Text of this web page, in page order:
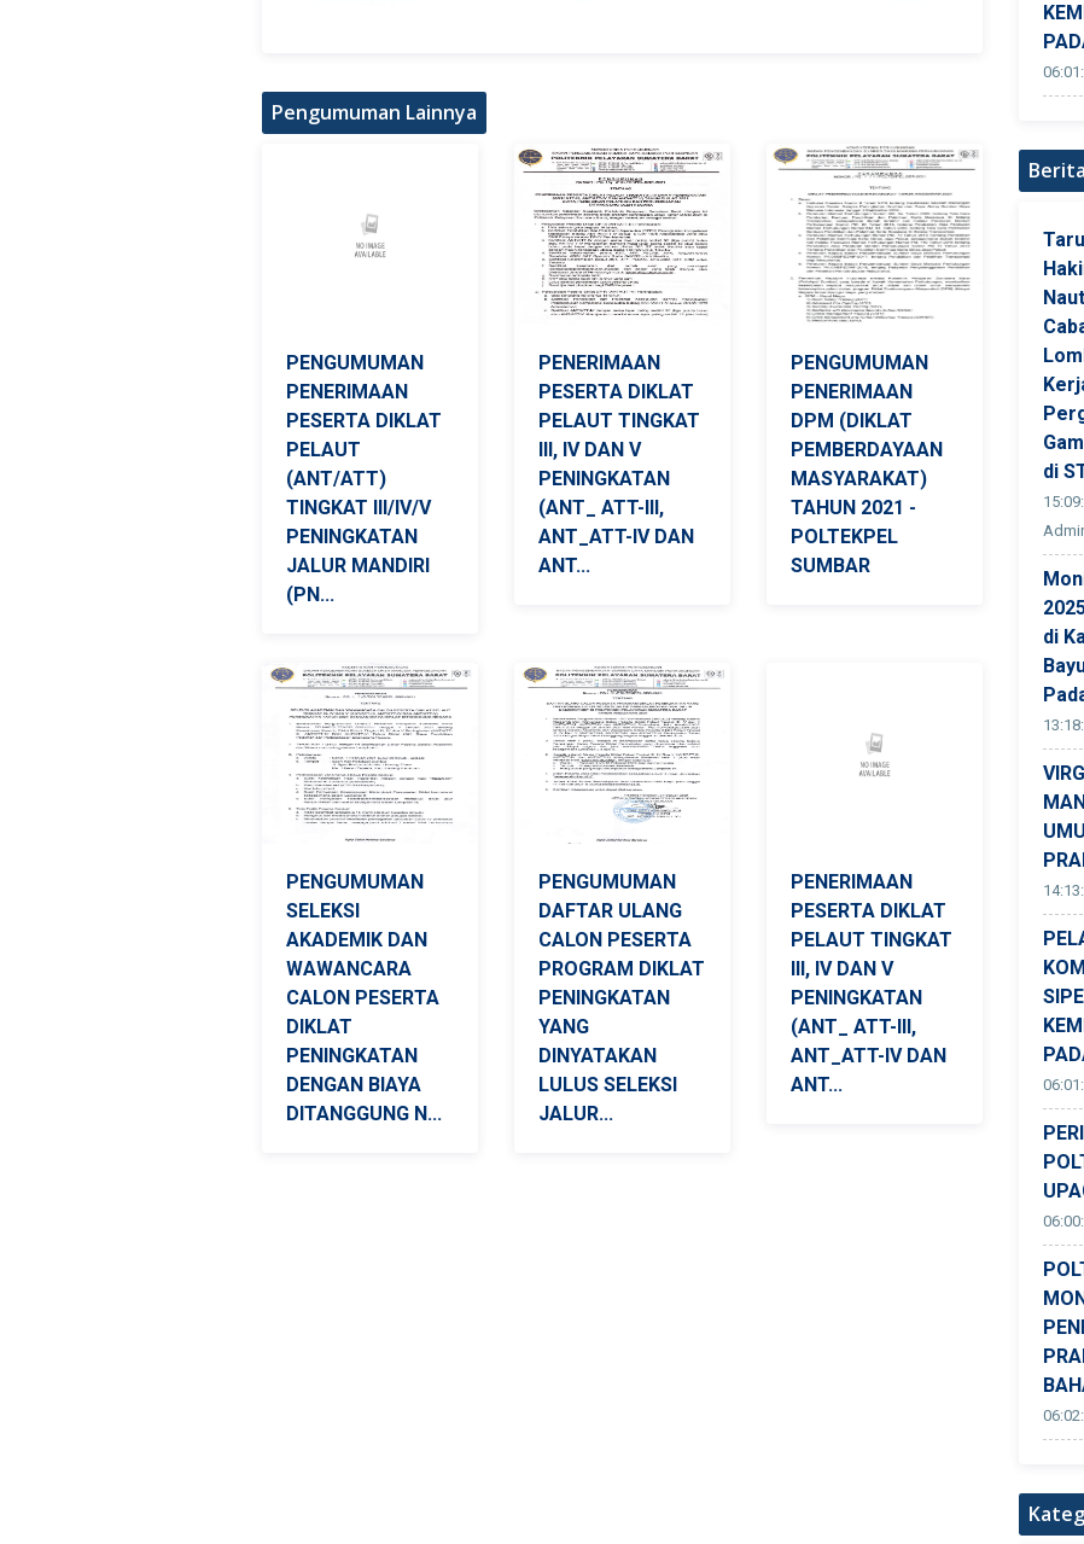
Pengumuman Lainnya
PENGUMUMAN
PENERIMAAN
PESERTA DIKLAT
PELAUT
(ANT/ATT)
TINGKAT III/IV/V
PENINGKATAN
JALUR MANDIRI
(PN...
PENERIMAAN
PESERTA DIKLAT
PELAUT TINGKAT
III, IV DAN V
PENINGKATAN
(ANT_ ATT-III,
ANT_ATT-IV DAN
ANT...
PENGUMUMAN
PENERIMAAN
DPM (DIKLAT
PEMBERDAYAAN
MASYARAKAT)
TAHUN 2021 -
POLTEKPEL
SUMBAR
PENGUMUMAN
SELEKSI
AKADEMIK DAN
WAWANCARA
CALON PESERTA
DIKLAT
PENINGKATAN
DENGAN BIAYA
DITANGGUNG N...
PENGUMUMAN
DAFTAR ULANG
CALON PESERTA
PROGRAM DIKLAT
PENINGKATAN
YANG
DINYATAKAN
LULUS SELEKSI
JALUR...
PENERIMAAN
PESERTA DIKLAT
PELAUT TINGKAT
III, IV DAN V
PENINGKATAN
(ANT_ ATT-III,
ANT_ATT-IV DAN
ANT...
di
di